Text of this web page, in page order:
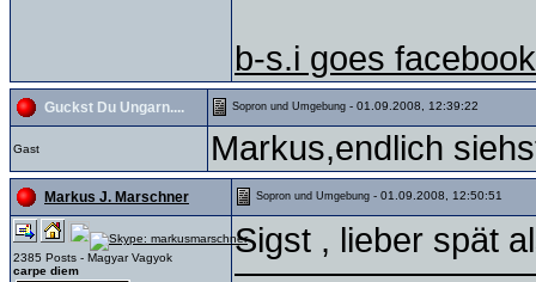
b-s.i goes facebook
Guckst Du Ungarn.... Sopron und Umgebung - 01.09.2008, 12:39:22
Gast Markus,endlich
Markus J. Marschner Sopron und Umgebung - 01.09.2008, 12:50:51
2385 Posts - Magyar Vagyok
carpe diem
Sigst , lieber spät